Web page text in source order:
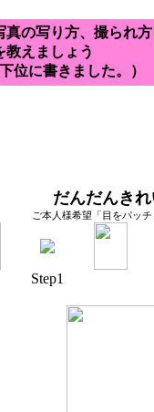
真の写り方、撮られ方
教えましょう
位に書きました。）
だんだんき
ご本人様希望「目をパッ
Step1